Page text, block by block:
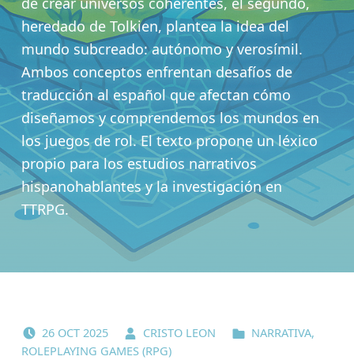
heredado de Tolkien, plantea la idea del
mundo subcreado: autónomo y verosímil.
Ambos conceptos enfrentan desafíos de
traducción al español que afectan cómo
diseñamos y comprendemos los mundos en
los juegos de rol. El texto propone un léxico
propio para los estudios narrativos
hispanohablantes y la investigación en
TTRPG.
26 OCT 2025 CRISTO LEON NARRATIVA,
ROLEPLAYING GAMES (RPG)